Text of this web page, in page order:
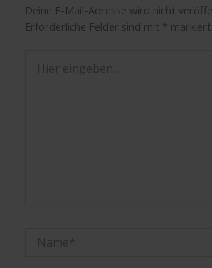
Deine E-Mail-Adresse wird nicht
Erforderliche Felder sind mit * markiert
eingeben…